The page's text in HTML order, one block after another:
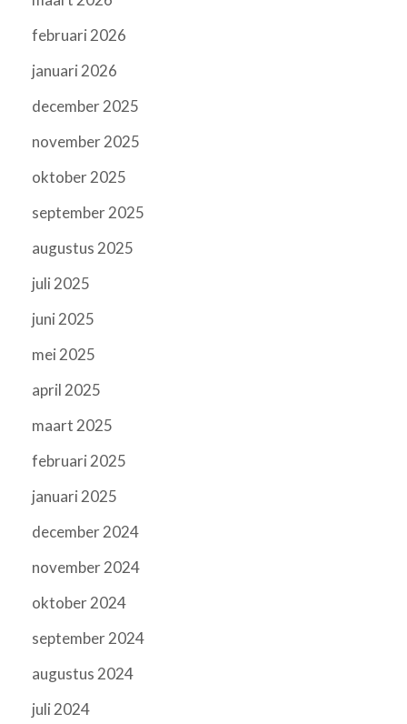
februari 2026
januari 2026
december 2025
november 2025
oktober 2025
september 2025
augustus 2025
juli 2025
juni 2025
mei 2025
april 2025
maart 2025
februari 2025
januari 2025
december 2024
november 2024
oktober 2024
september 2024
augustus 2024
juli 2024